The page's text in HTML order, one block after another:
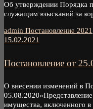
Об утверждении Порядка
служащим взысканий за
admin Постановление 2021
15.02.2021
Постановление от
О внесении изменений в
имущества, включенного